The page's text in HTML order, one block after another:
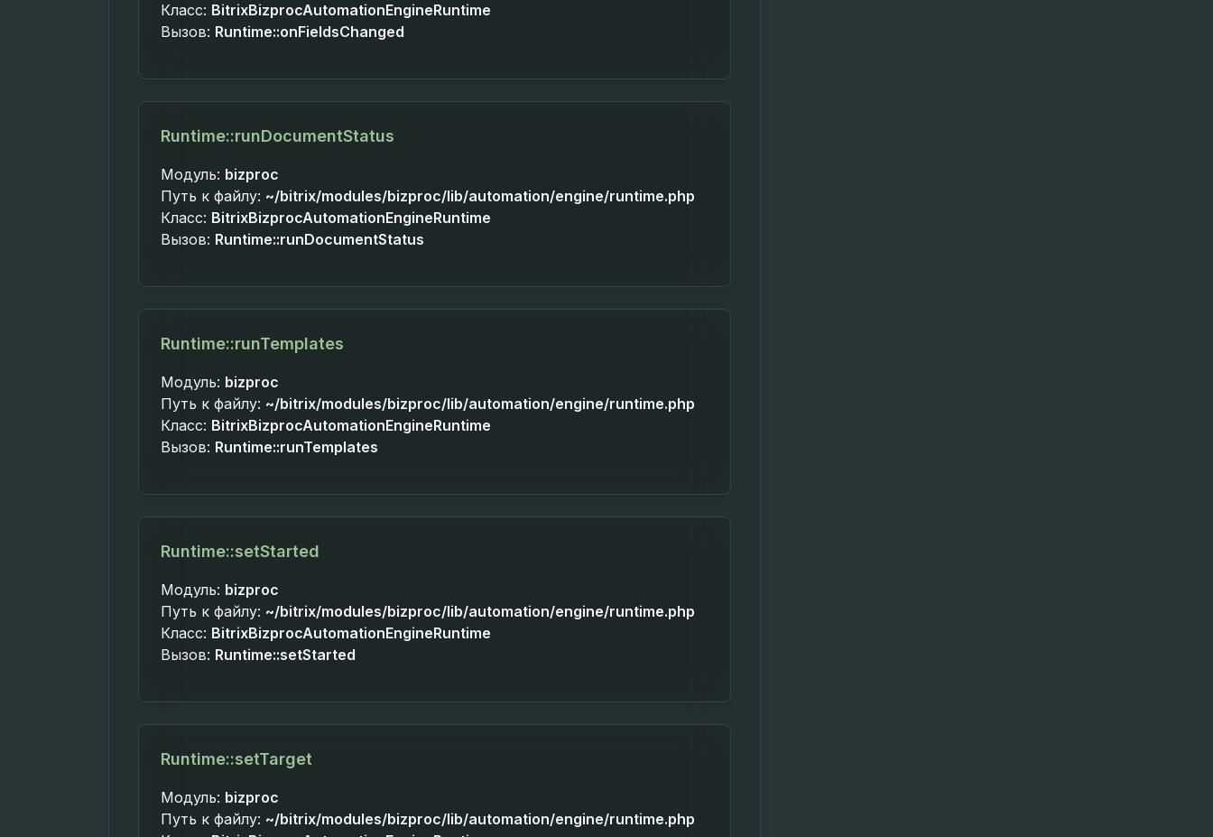
Класс: BitrixBizprocAutomationEngineRuntime
Вызов: Runtime::onFieldsChanged
Runtime::runDocumentStatus
Модуль: bizproc
Путь к файлу: ~/bitrix/modules/bizproc/lib/automation/engine/runtime.php
Класс: BitrixBizprocAutomationEngineRuntime
Вызов: Runtime::runDocumentStatus
Runtime::runTemplates
Модуль: bizproc
Путь к файлу: ~/bitrix/modules/bizproc/lib/automation/engine/runtime.php
Класс: BitrixBizprocAutomationEngineRuntime
Вызов: Runtime::runTemplates
Runtime::setStarted
Модуль: bizproc
Путь к файлу: ~/bitrix/modules/bizproc/lib/automation/engine/runtime.php
Класс: BitrixBizprocAutomationEngineRuntime
Вызов: Runtime::setStarted
Runtime::setTarget
Модуль: bizproc
Путь к файлу: ~/bitrix/modules/bizproc/lib/automation/engine/runtime.php